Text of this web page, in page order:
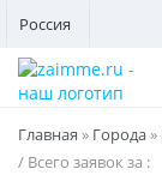
Россия
Главная » Города»
/ Всего заявок за :